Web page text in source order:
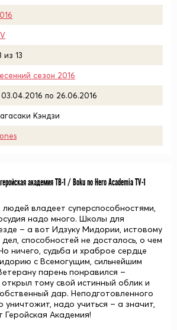
из 13
сезон 2016
03.04.2016 по 26.06.2016
Кэндзи
академия ТВ-1 / Boku no Hero Academia TV-1
владеет суперспособностями,
надо много. Школы для
– а вот Идзуку Мидории, истовому
способностей не досталось, о чем
ничего, судьба и храброе сердце
с Всемогущим, сильнейшим
парень понравился –
тому свой истинный облик и
дар. Неподготовленного
уничтожит, надо учиться – а значит,
Академия!